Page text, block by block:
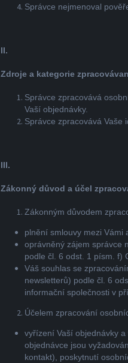
Správce nejmenoval
II.
Zdroje a kategorie
Správce zpracovává
Vaší objednávky.
Správce zpracovává Vaše
III.
Zákonný důvod a účel
Zákonným důvodem
plnění smlouvy mezi Vámi
oprávněný zájem správce
podle čl. 6 odst. 1 písm. f)
Váš souhlas se
newsletterů) podle čl. 6
informační společnosti v
Účelem zpracování
vyřízení Vaší objednávky
objednávce jsou
kontakt), poskytnutí